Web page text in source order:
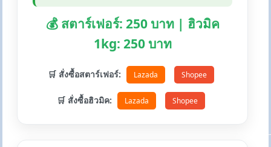
💰 สตาร์เฟอร์: 250 บาท | ฮิวมิค
1kg: 250 บาท
🛒 สั่งซื้อสตาร์เฟอร์: Lazada Shopee
🛒 สั่งซื้อฮิวมิค: Lazada Shopee